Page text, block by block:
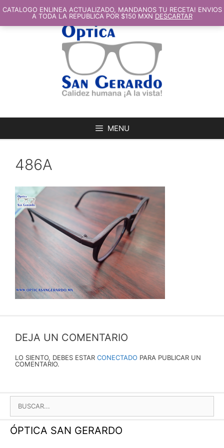
AL
CONTENIDO
MENU
486A
DEJA UN COMENTARIO
LO SIENTO, DEBES ESTAR CONECTADO PARA PUBLICAR UN
COMENTARIO.
BUSCAR:
ÓPTICA SAN GERARDO
CATALOGO ENLINEA ACTUALIZADO, MANDANOS TU RECETA! ENVIOS
A TODA LA REPUBLICA POR $150 MXN DESCARTAR